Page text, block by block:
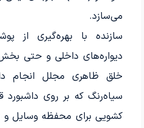
می‌سازد.
سازنده با بهره‌گیری از
دیواره‌های داخلی و حتی
خلق ظاهری مجلل انجام
سیاه‌رنگ که بر روی داشبورد
کشویی برای محفظه وسایل و